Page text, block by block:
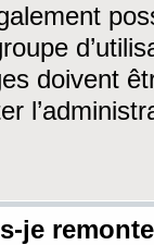
doivent
je